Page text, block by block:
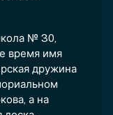
№ 30,
время имя
дружина
а на